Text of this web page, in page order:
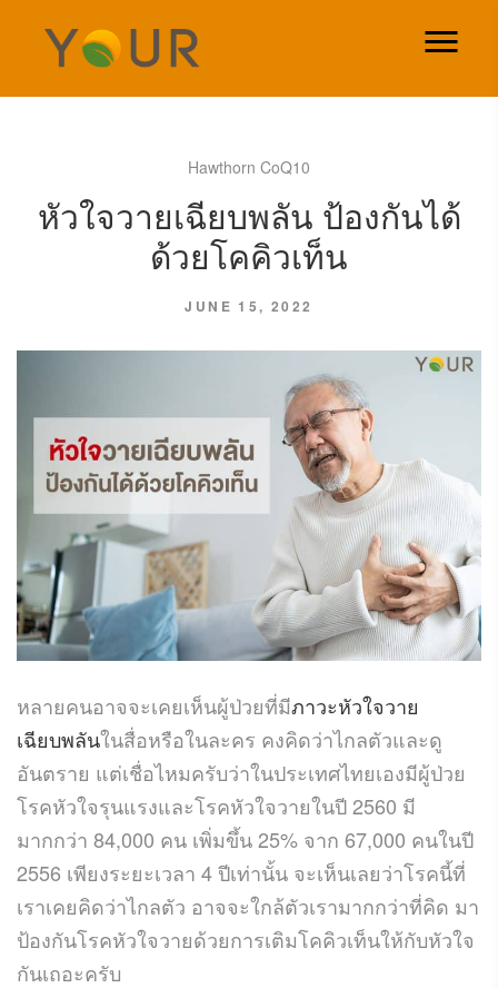
Hawthorn CoQ10
หัวใจวายเฉียบพลัน ป้องกันได้
ด้วยโคคิวเท็น
JUNE 15, 2022
หลายคนอาจจะเคยเห็นผู้ป่วยที่มีภาวะหัวใจวาย
เฉียบพลันในสื่อหรือในละคร คงคิดว่าไกลตัวและดู
อันตราย แต่เชื่อไหมครับว่าในประเทศไทยเองมีผู้ป่วย
โรคหัวใจรุนแรงและโรคหัวใจวายในปี 2560 มี
มากกว่า 84,000 คน เพิ่มขึ้น 25% จาก 67,000 คนในปี
2556 เพียงระยะเวลา 4 ปีเท่านั้น จะเห็นเลยว่าโรคนี้ที่
เราเคยคิดว่าไกลตัว อาจจะใกล้ตัวเรามากกว่าที่คิด มา
ป้องกันโรคหัวใจวายด้วยการเติมโคคิวเท็นให้กับหัวใจ
กันเถอะครับ